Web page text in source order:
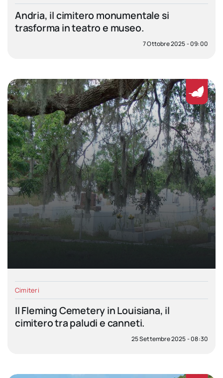
Andria, il cimitero monumentale si
trasforma in teatro e museo.
7 Ottobre 2025 - 09:00
Cimiteri
Il Fleming Cemetery in Louisiana, il
cimitero tra paludi e canneti.
25 Settembre 2025 - 08:30